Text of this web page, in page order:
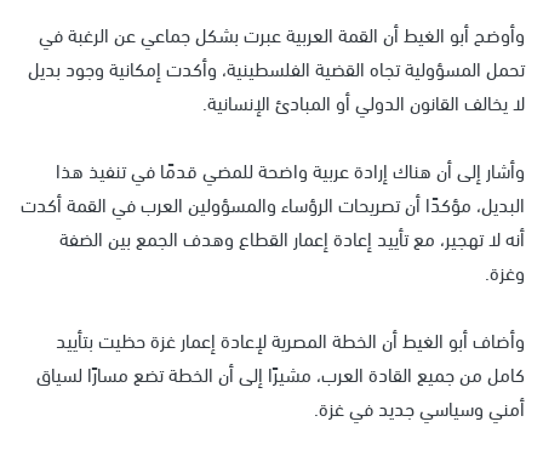
وأوضح أبو الغيط أن القمة العربية عبرت بشكل جماعي عن الرغبة في
تحمل المسؤولية تجاه القضية الفلسطينية، وأكدت إمكانية وجود بديل
لا يخالف القانون الدولي أو المبادئ الإنسانية.
وأشار إلى أن هناك إرادة عربية واضحة للمضي قدمًا في تنفيذ هذا
البديل، مؤكدًا أن تصريحات الرؤساء والمسؤولين العرب في القمة أكدت
أنه لا تهجير، مع تأييد إعادة إعمار القطاع وهدف الجمع بين الضفة
وغزة.
وأضاف أبو الغيط أن الخطة المصرية لإعادة إعمار غزة حظيت بتأييد
كامل من جميع القادة العرب، مشيرًا إلى أن الخطة تضع مسارًا لسياق
أمني وسياسي جديد في غزة.